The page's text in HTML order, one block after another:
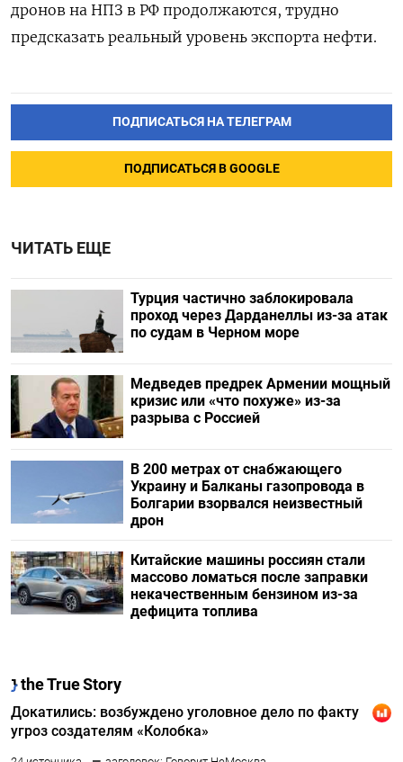
дронов на НПЗ в РФ продолжаются, трудно
предсказать реальный уровень экспорта нефти.
ПОДПИСАТЬСЯ НА ТЕЛЕГРАМ
ПОДПИСАТЬСЯ В GOOGLE
ЧИТАТЬ ЕЩЕ
Турция частично заблокировала
проход через Дарданеллы из-за атак
по судам в Черном море
Медведев предрек Армении мощный
кризис или «что похуже» из-за
разрыва с Россией
В 200 метрах от снабжающего
Украину и Балканы газопровода в
Болгарии взорвался неизвестный
дрон
Китайские машины россиян стали
массово ломаться после заправки
некачественным бензином из-за
дефицита топлива